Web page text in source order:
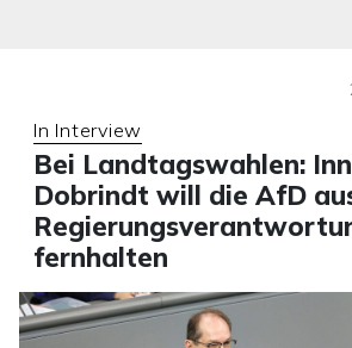
In Interview
Bei Landtagswahlen:
Dobrindt will die AfD
fernhalten